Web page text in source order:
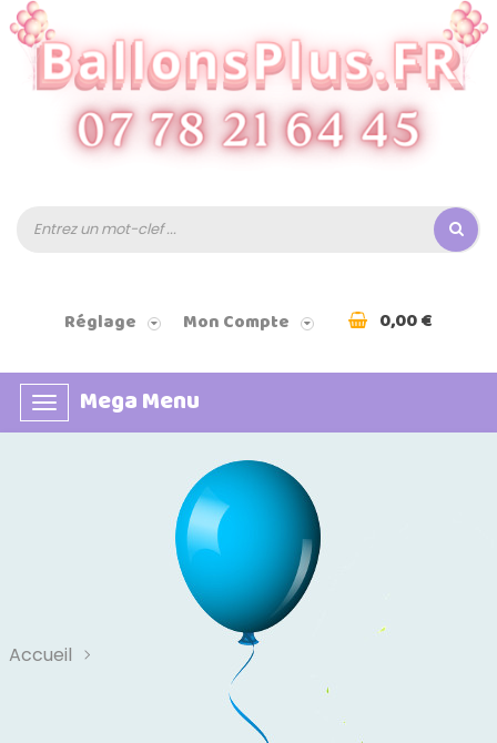
Réglage Mon Compte 0,00 €
Basculer
la
Mega Menu
Accueil